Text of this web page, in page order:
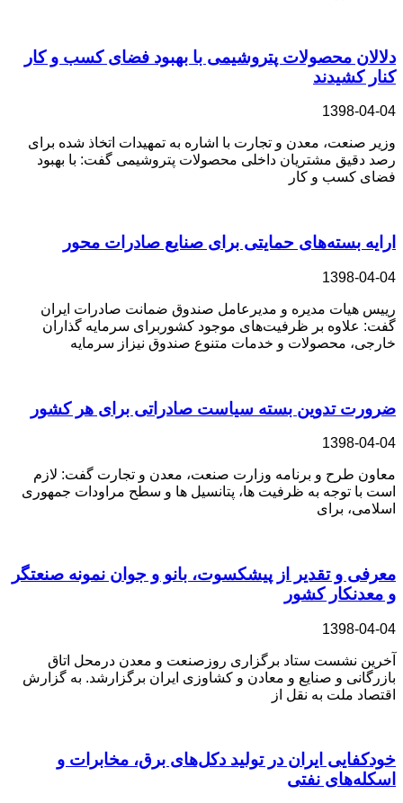
دلالان محصولات پتروشیمی با بهبود فضای کسب و کار
کنار کشیدند
1398-04-04
وزیر صنعت، معدن و تجارت با اشاره به تمهیدات اتخاذ شده برای
رصد دقیق مشتریان داخلی محصولات پتروشیمی گفت: با بهبود
فضای کسب و کار
ارایه بسته‌های حمایتی برای صنایع صادرات محور
1398-04-04
رییس هیات مدیره و مدیرعامل صندوق ضمانت صادرات ایران
گفت: علاوه بر ظرفیت‌های موجود کشوربرای سرمایه گذاران
خارجی، محصولات و خدمات متنوع صندوق نیزاز سرمایه
ضرورت تدوین بسته سیاست صادراتی برای هر کشور
1398-04-04
معاون طرح و برنامه وزارت صنعت، معدن و تجارت گفت: لازم
است با توجه به ظرفیت ها، پتانسیل ها و سطح مراودات جمهوری
اسلامی، برای
معرفی و تقدیر از پیشکسوت،‌ بانو و جوان نمونه صنعتگر
و معدنکار کشور
1398-04-04
آخرین نشست ستاد برگزاری روزصنعت و معدن درمحل اتاق
بازرگانی و صنایع و معادن و کشاوزی ایران برگزارشد. به گزارش
اقتصاد ملت به نقل از
خودکفایی ایران در تولید دکل‌های برق، مخابرات و
اسکله‌های نفتی